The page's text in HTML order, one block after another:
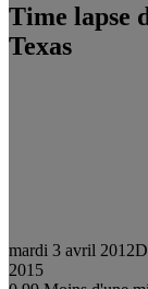
Time lapse
Texas
mardi 3 avril 2012
2015